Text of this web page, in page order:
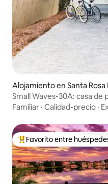
Alojamiento en Santa Rosa
Small Waves-30A: casa
piscina cercana
Familiar · Calidad-precio ·
Favorito entre huéspedes
Favorito entre